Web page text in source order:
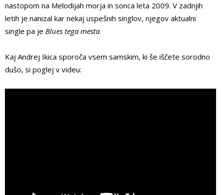
nastopom na Melodijah morja in sonca leta 2009. V zadnjih
letih je nanizal kar nekaj uspešnih singlov, njegov aktualni
single pa je Blues tega mesta.
Kaj Andrej Ikica sporoča vsem samskim, ki še iščete sorodno
dušo, si poglej v videu: